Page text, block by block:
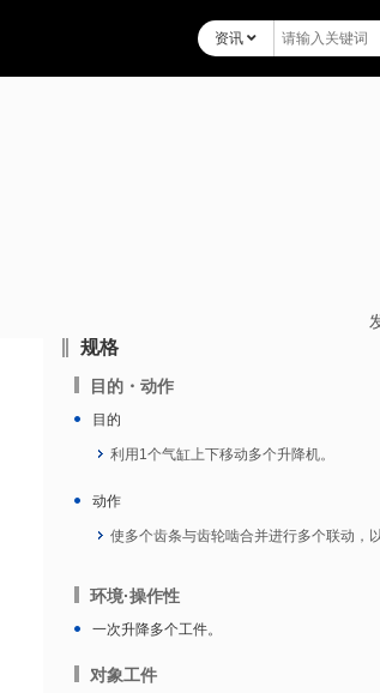
资讯
规格
目的・动作
目的
利用1个气缸上下移动多个升降机。
动作
使多个齿条与齿轮啮合并进行多个联动，
环境·操作性
一次升降多个工件。
对象工件